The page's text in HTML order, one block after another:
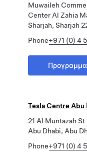
Muwaileh
Center Al Zahia
Sharjah, Sharjah
Phone+971 (0) 4
Tesla Centre Abu
21 Al Muntazah St
Abu Dhabi, Abu
Phone+971 (0) 4